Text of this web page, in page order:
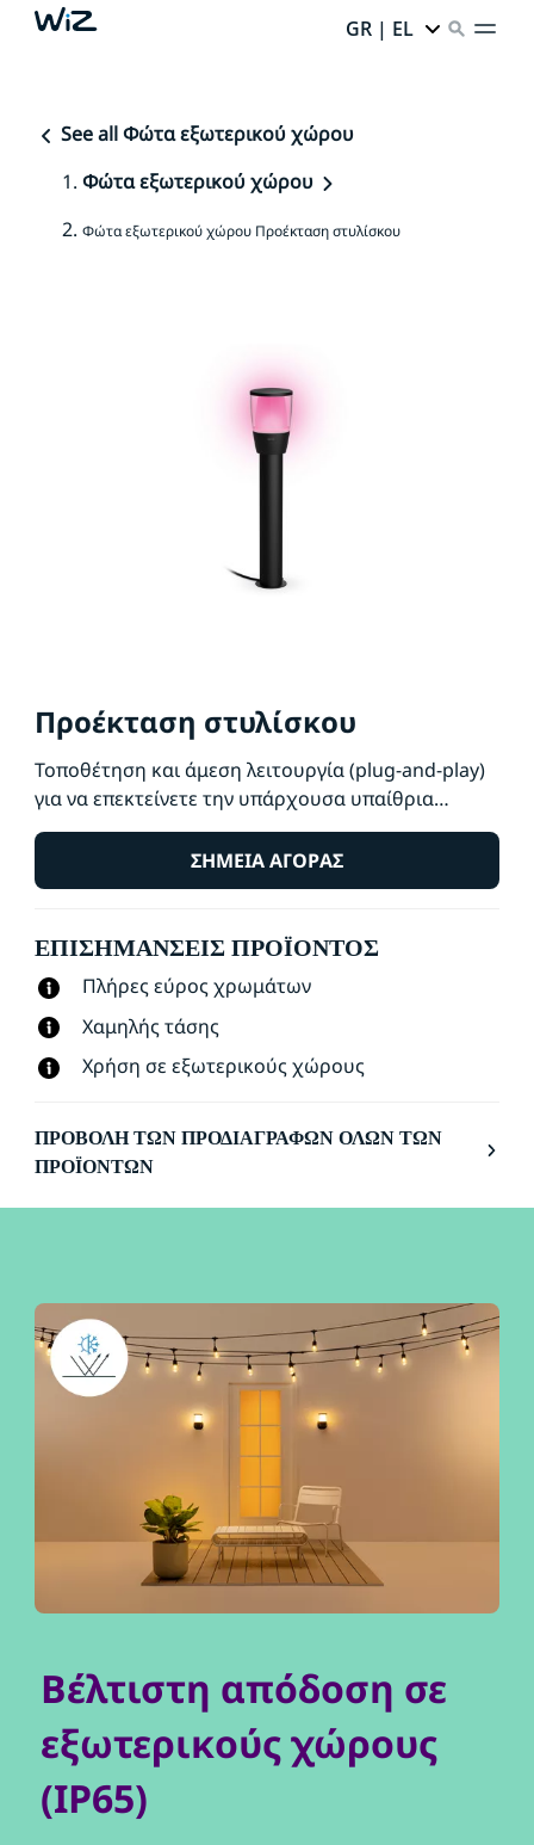
GR | EL
See all Φώτα εξωτερικού χώρου
Φώτα εξωτερικού χώρου
Φώτα εξωτερικού χώρου Προέκταση στυλίσκου
Προέκταση στυλίσκου
Τοποθέτηση και άμεση λειτουργία (plug-and-play)
για να επεκτείνετε την υπάρχουσα υπαίθρια
εγκατάσταση στυλίσκων WiZ. Τα φωτιστικά
χαμηλής τάσης εγκαθίστανται εύκολα και με
ασφάλεια. Τακτοποιήστε και αναδιατάξτε όπως
Χρησιμοποιήστε το υπάρχον Wi-Fi για να ελέγχετε
ΣΗΜΕΊΑ ΑΓΟΡΆΣ
ΕΠΙΣΗΜΆΝΣΕΙΣ ΠΡΟΪΌΝΤΟΣ
Πλήρες εύρος χρωμάτων
Χαμηλής τάσης
Χρήση σε εξωτερικούς χώρους
ΠΡΟΒΟΛΉ ΤΩΝ ΠΡΟΔΙΑΓΡΑΦΏΝ ΌΛΩΝ ΤΩΝ
ΠΡΟΪΌΝΤΩΝ
Βέλτιστη απόδοση σε
εξωτερικούς χώρους
(IP65)